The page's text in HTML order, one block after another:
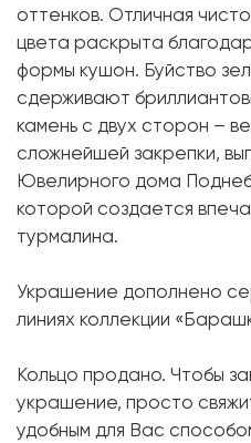
Бриллиант:
Форма огранки:
Металл:
Размер:
оттенков. Отличная
цвета раскрыта
формы кушон. Буйство
сдерживают
камень с двух сторон –
сложнейшей закрепки,
Ювелирного дома
которой создается
турмалина.
Украшение дополнено
линиях коллекции
Кольцо продано. Чтобы
украшение, просто
удобным для Вас